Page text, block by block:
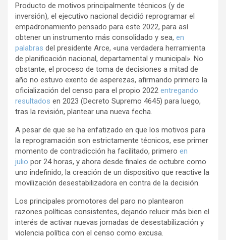
Producto de motivos principalmente técnicos (y de
inversión), el ejecutivo nacional decidió reprogramar el
empadronamiento pensado para este 2022, para así
obtener un instrumento más consolidado y sea, en
palabras del presidente Arce, «una verdadera herramienta
de planificación nacional, departamental y municipal». No
obstante, el proceso de toma de decisiones a mitad de
año no estuvo exento de asperezas, afirmando primero la
oficialización del censo para el propio 2022 entregando
resultados en 2023 (Decreto Supremo 4645) para luego,
tras la revisión, plantear una nueva fecha.
A pesar de que se ha enfatizado en que los motivos para
la reprogramación son estrictamente técnicos, ese primer
momento de contradicción ha facilitado, primero en
julio por 24 horas, y ahora desde finales de octubre como
uno indefinido, la creación de un dispositivo que reactive la
movilización desestabilizadora en contra de la decisión.
Los principales promotores del paro no plantearon
razones políticas consistentes, dejando relucir más bien el
interés de activar nuevas jornadas de desestabilización y
violencia política con el censo como excusa.